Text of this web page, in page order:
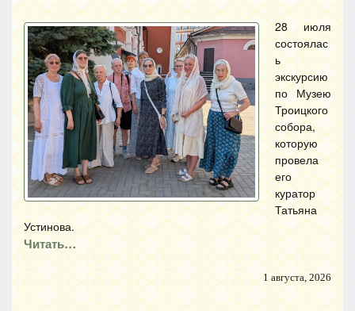
28 июля
состоялас
ь
экскурсию
по Музею
Троицкого
собора,
которую
провела
его
куратор
Татьяна
Устинова.
Читать…
1 августа, 2026